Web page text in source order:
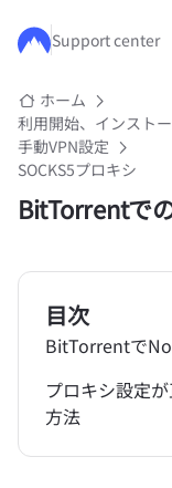
メインコンテンツにス
Support center
ホーム
利用開始、インスト
手動VPN設定
SOCKS5プロキシ
BitTorrentで
目次
BitTorrentで
プロキシ設定
方法